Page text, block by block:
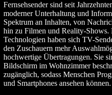
Fernsehsender sind seit
moderner Unterhaltung und
Spektrum an Inhalten, von
hin zu Filmen und Reality-
Technologien haben sich TV-
den Zuschauern mehr
hochwertige Übertragungen. Sie
Bildschirm im Wohnzimmer
zugänglich, sodass Menschen
und Smartphones ansehen können.